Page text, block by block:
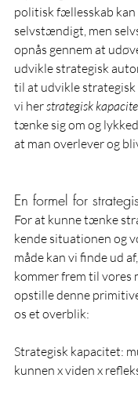
politisk fællesskab
selvstændigt, men
opnås gennem at
udvikle strategisk
til at udvikle
vi her strategisk
tænke sig om og
at man overlever og
En formel for
For at kunne tænke
kende situationen og
måde kan vi finde ud
kommer frem til vores
opstille denne
os et overblik:
Strategisk kapacitet:
kunnen x viden x